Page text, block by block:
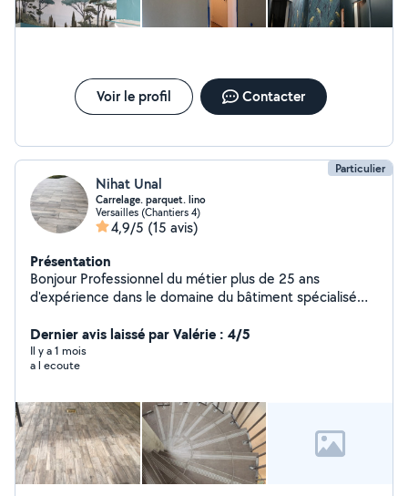
Voir le profil Contacter
Particulier
Nihat Unal
Carrelage. parquet. lino
Versailles (Chantiers 4)
4,9/5 (15 avis)
Présentation
Bonjour Professionnel du métier plus de 25 ans
d'expérience dans le domaine du bâtiment spécialisé
Dernier avis laissé par Valérie : 4/5
Il y a 1 mois
a l ecoute